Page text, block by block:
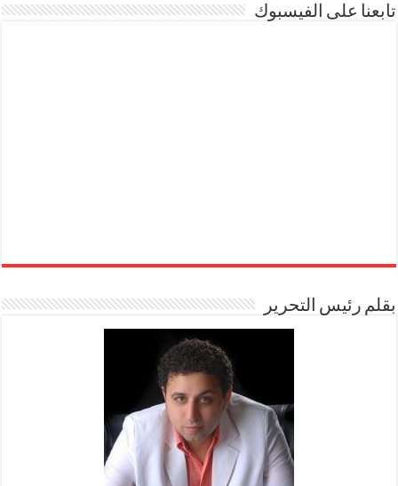
تابعنا على الفيسبوك
بقلم رئيس التحرير